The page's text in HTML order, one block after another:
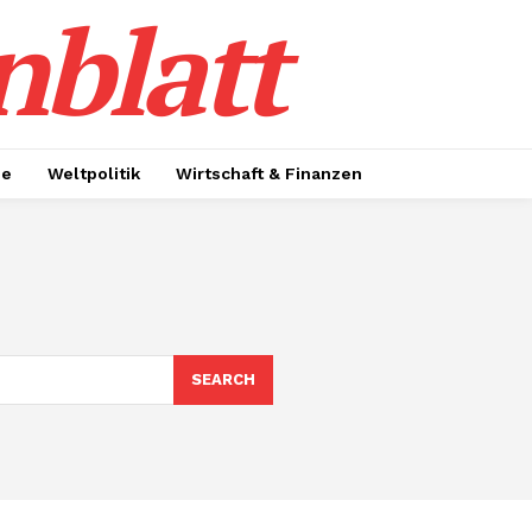
Weltpolitik Wirtschaft & Finanzen
SEARCH